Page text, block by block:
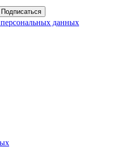
Подписаться
персональных данных